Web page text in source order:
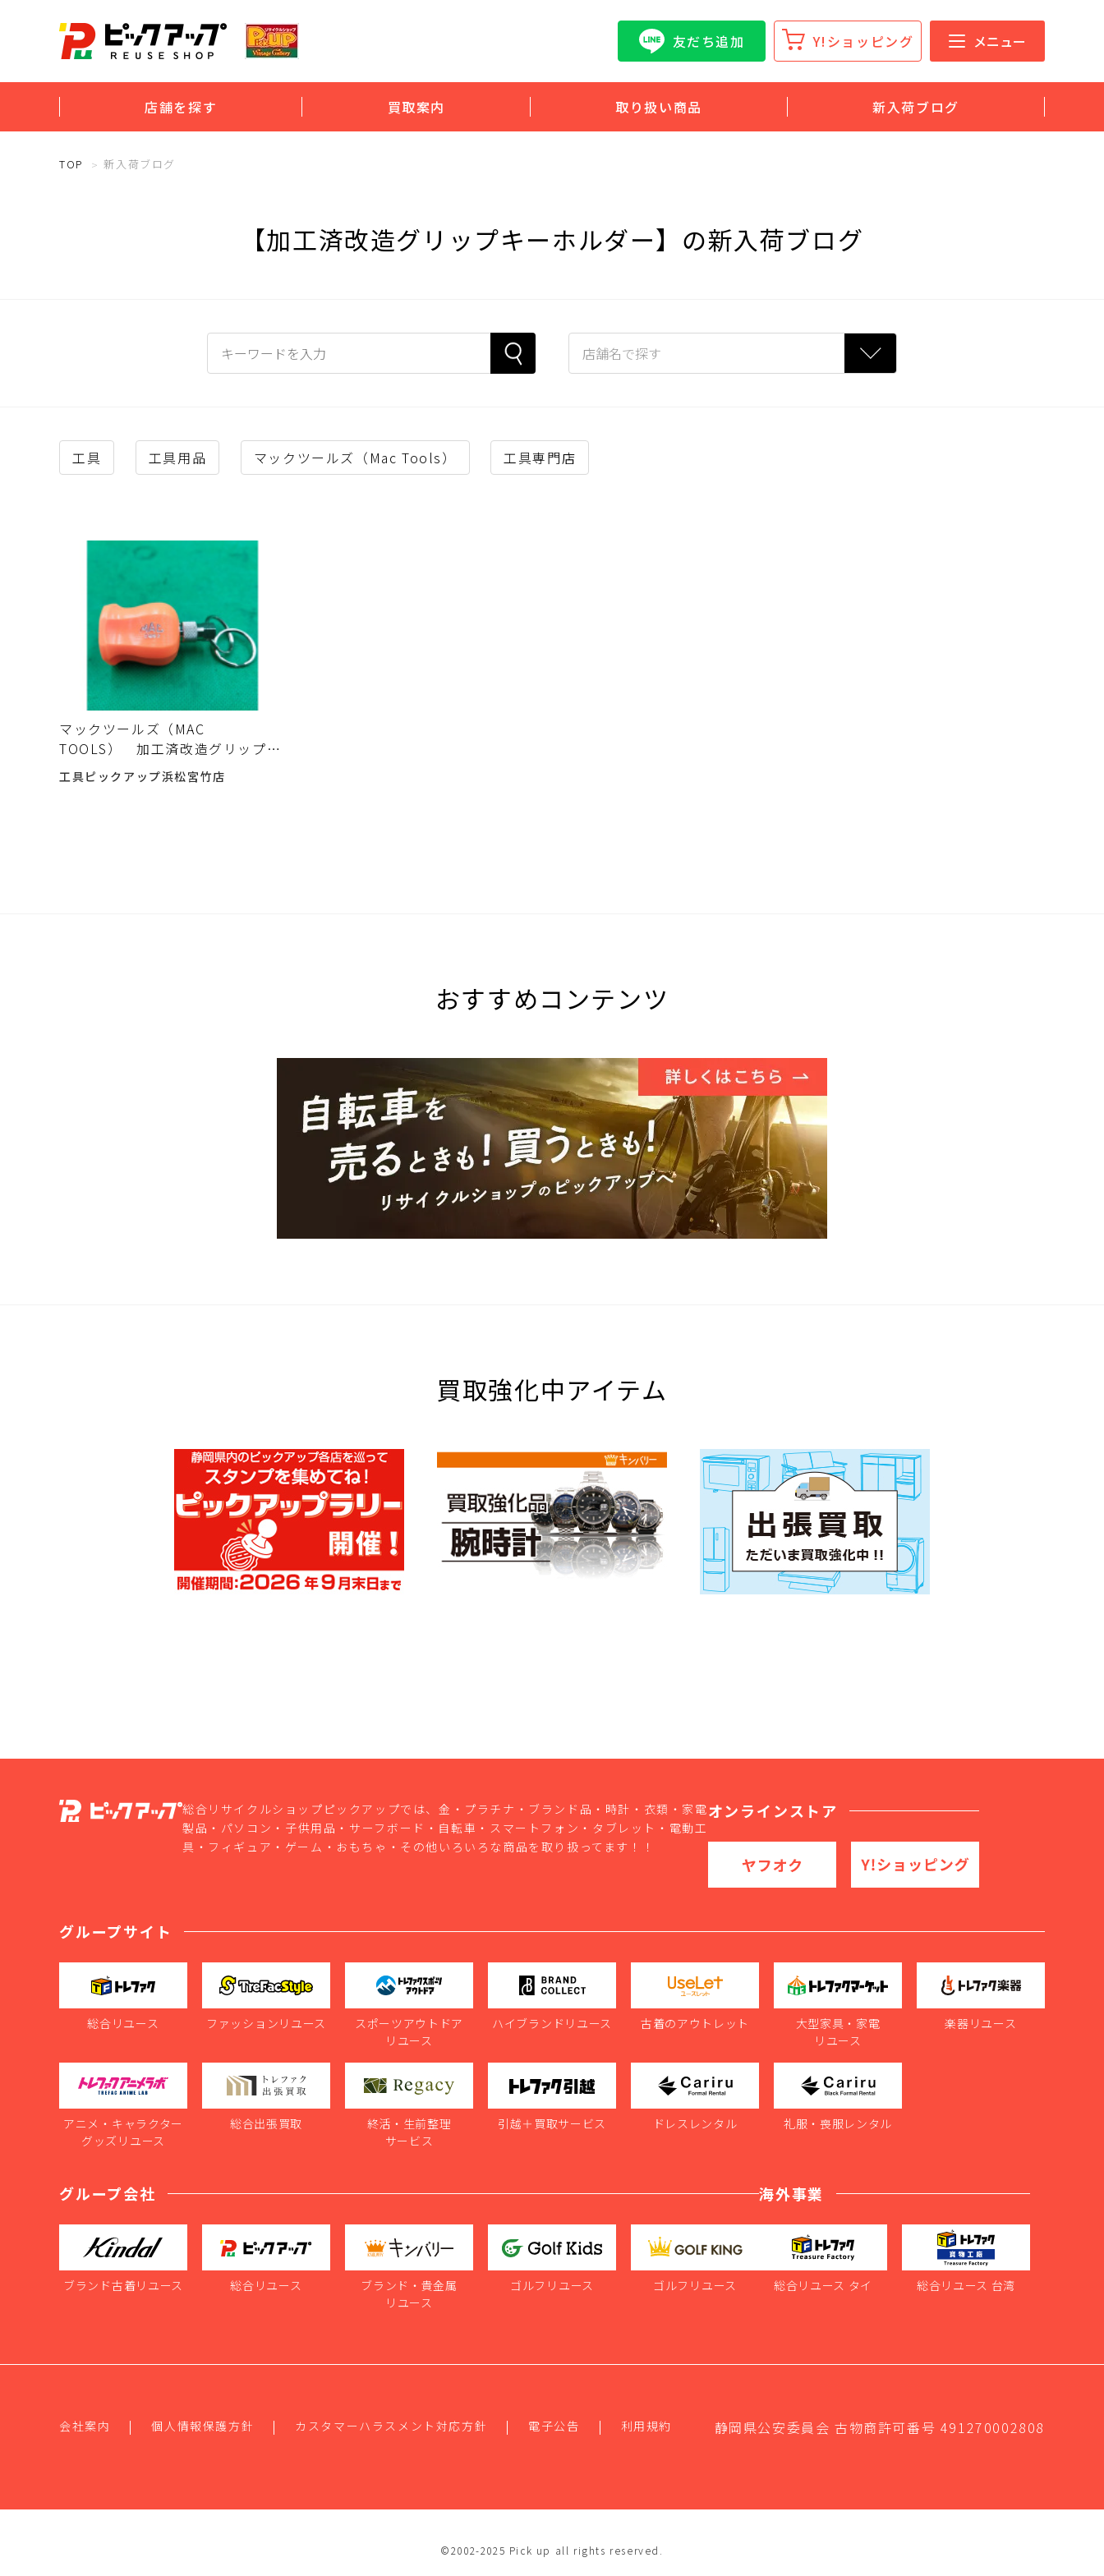
友だち追加 Y!ショッピング メニュー
店舗を探す 買取案内 取り扱い商品 新入荷ブログ
TOP 新入荷ブログ
【加工済改造グリップキーホルダー】の新入荷ブログ
工具 工具用品 マックツールズ（Mac Tools） 工具専門店
マックツールズ（MAC
TOOLS） 加工済改造グリップキ
ーホルダー 入荷しました。
工具ピックアップ浜松宮竹店
おすすめコンテンツ
買取強化中アイテム
総合リサイクルショップピックアップでは、金・プラチナ・ブランド品・時計・衣類・家電
製品・パソコン・子供用品・サーフボード・自転車・スマートフォン・タブレット・電動工
具・フィギュア・ゲーム・おもちゃ・その他いろいろな商品を取り扱ってます！！
オンラインストア
グループサイト
総合リユース ファッションリユース
スポーツアウトドア
リユース
ハイブランドリユース 古着のアウトレット
大型家具・家電
リユース
楽器リユース
アニメ・キャラクター
グッズリユース
総合出張買取
終活・生前整理
サービス
引越＋買取サービス ドレスレンタル 礼服・喪服レンタル
グループ会社
ブランド古着リユース 総合リユース
ブランド・貴金属
リユース
ゴルフリユース ゴルフリユース
海外事業
総合リユース タイ 総合リユース 台湾
会社案内 個人情報保護方針 カスタマーハラスメント対応方針 電子公告 利用規約 静岡県公安委員会 古物商許可番号 491270002808
©2002-2025 Pick up all rights reserved.